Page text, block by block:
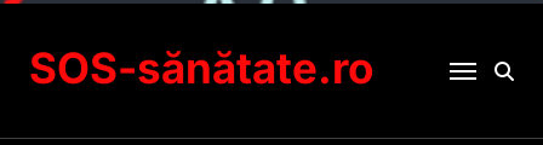
SOS-sănătate.ro